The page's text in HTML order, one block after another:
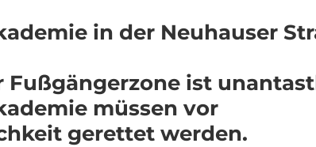
in der Neuhauser
Fußgängerzone ist
müssen vor
gerettet werden.